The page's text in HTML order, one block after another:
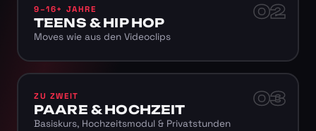
02
9–16+ JAHRE
TEENS & HIP HOP
Moves wie aus den Videoclips
03
ZU ZWEIT
PAARE & HOCHZEIT
Basiskurs, Hochzeitsmodul & Privatstunden